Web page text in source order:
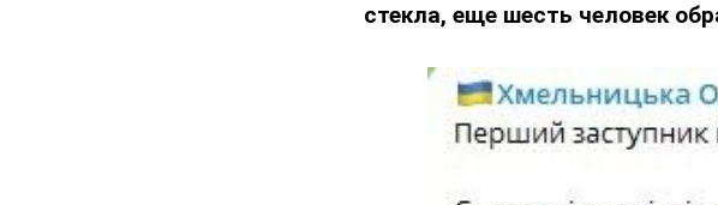
стекла, еще шесть человек